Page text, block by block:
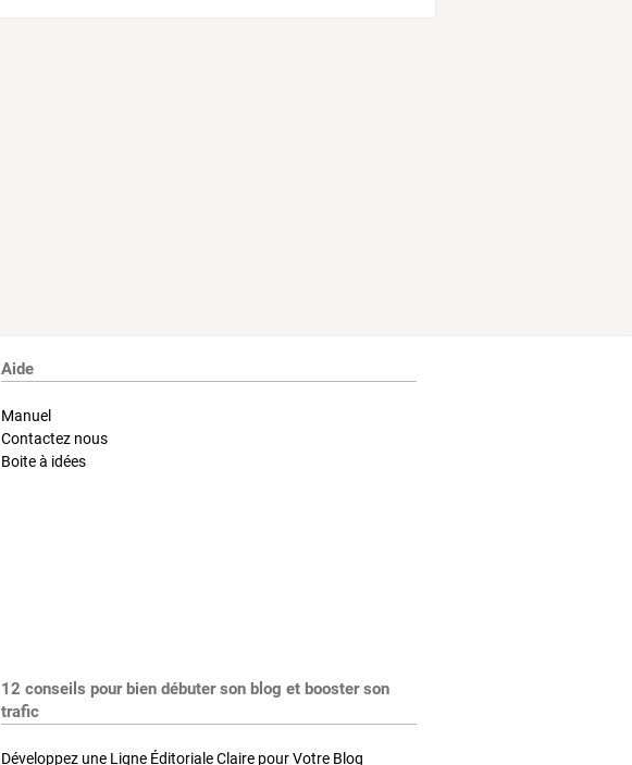
Aide
Manuel
Contactez nous
Boite à idées
12 conseils pour bien débuter son blog et booster son
trafic
Développez une Ligne Éditoriale Claire pour Votre Blog